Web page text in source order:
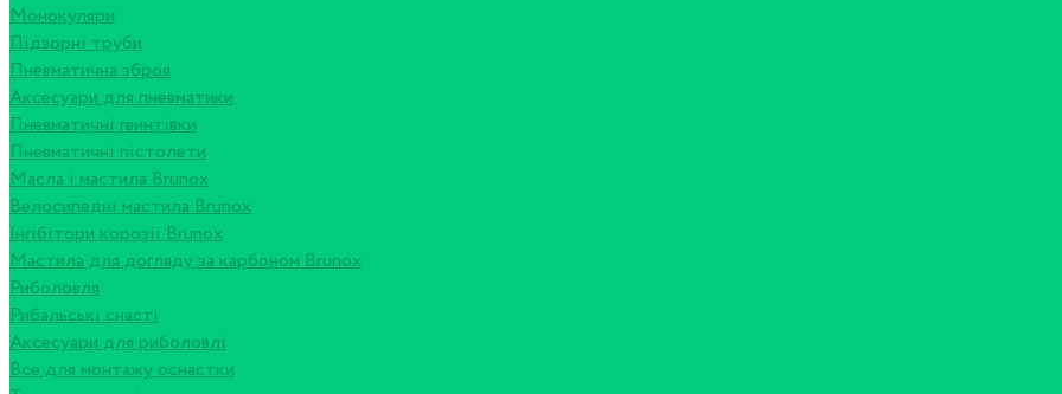
Монокуляри
Підзорні труби
Пневматична зброя
Аксесуари для пневматики
Пневматичні гвинтівки
Пневматичні пістолети
Масла і мастила Brunox
Велосипедні мастила Brunox
Інгібітори корозії Brunox
Мастила для догляду за карбоном Brunox
Риболовля
Рибальські снасті
Аксесуари для риболовлі
Все для монтажу оснастки